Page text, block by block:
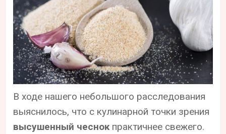
В ходе нашего небольшого расследования
выяснилось, что с кулинарной точки зрения
высушенный чеснокпрактичнее свежего.